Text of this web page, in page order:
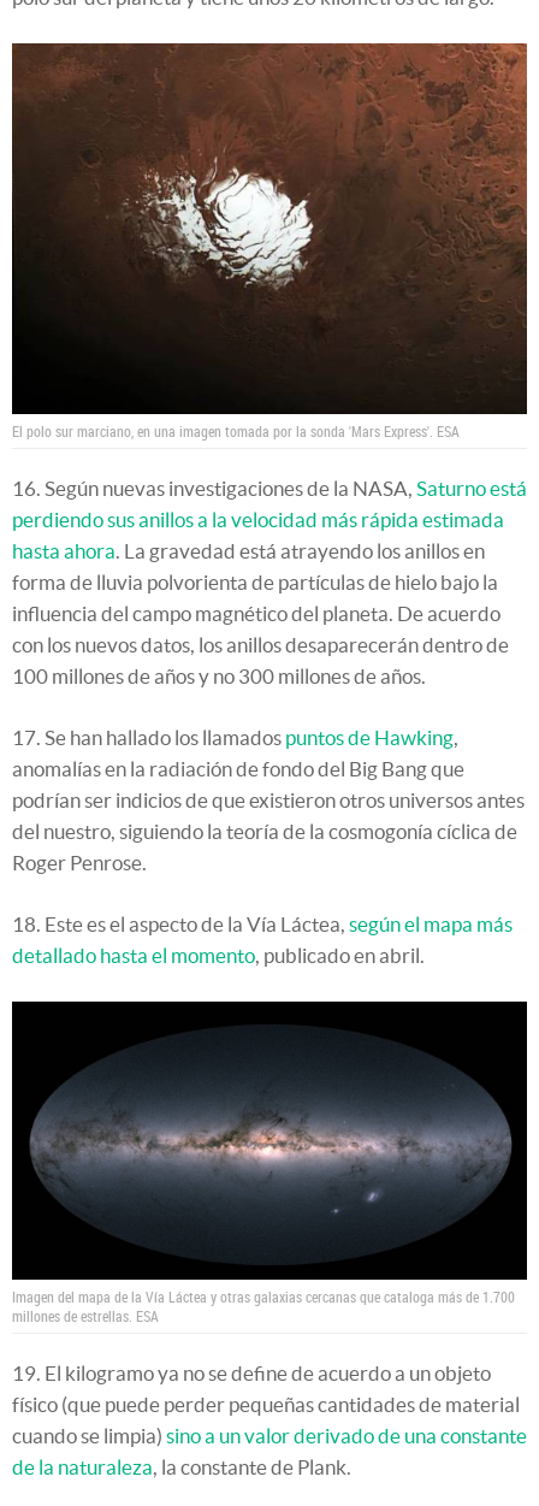
El polo sur marciano, en una imagen tomada por la sonda 'Mars Express'. ESA
16. Según nuevas investigaciones de la NASA, Saturno está
perdiendo sus anillos a la velocidad más rápida estimada
hasta ahora. La gravedad está atrayendo los anillos en
forma de lluvia polvorienta de partículas de hielo bajo la
influencia del campo magnético del planeta. De acuerdo
con los nuevos datos, los anillos desaparecerán dentro de
100 millones de años y no 300 millones de años.
17. Se han hallado los llamados puntos de Hawking,
anomalías en la radiación de fondo del Big Bang que
podrían ser indicios de que existieron otros universos antes
del nuestro, siguiendo la teoría de la cosmogonía cíclica de
Roger Penrose.
18. Este es el aspecto de la Vía Láctea, según el mapa más
detallado hasta el momento, publicado en abril.
Imagen del mapa de la Vía Láctea y otras galaxias cercanas que cataloga más de 1.700
millones de estrellas. ESA
19. El kilogramo ya no se define de acuerdo a un objeto
físico (que puede perder pequeñas cantidades de material
cuando se limpia) sino a un valor derivado de una constante
de la naturaleza, la constante de Plank.